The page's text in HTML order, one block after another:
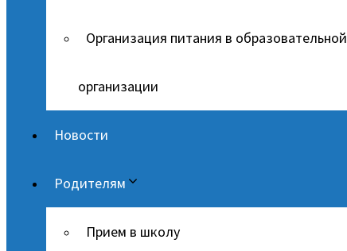
Организация питания в образовательной
организации
Новости
Родителям
Прием в школу